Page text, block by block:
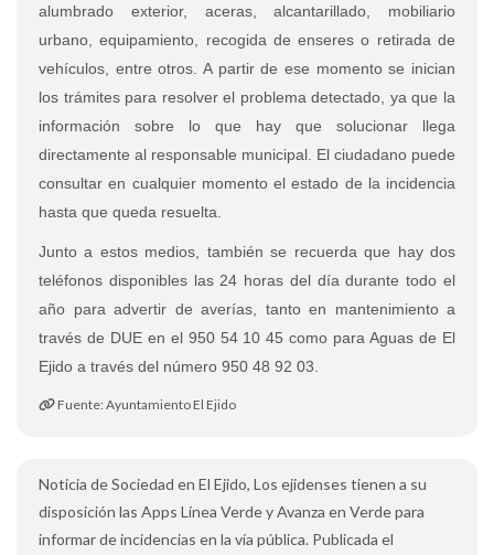
alumbrado exterior, aceras, alcantarillado, mobiliario
urbano, equipamiento, recogida de enseres o retirada de
vehículos, entre otros. A partir de ese momento se inician
los trámites para resolver el problema detectado, ya que la
información sobre lo que hay que solucionar llega
directamente al responsable municipal. El ciudadano puede
consultar en cualquier momento el estado de la incidencia
hasta que queda resuelta.
Junto a estos medios, también se recuerda que hay dos
teléfonos disponibles las 24 horas del día durante todo el
año para advertir de averías, tanto en mantenimiento a
través de DUE en el 950 54 10 45 como para Aguas de El
Ejido a través del número 950 48 92 03.
Fuente: Ayuntamiento El Ejido
Noticia de Sociedad en El Ejido, Los ejidenses tienen a su
disposición las Apps Línea Verde y Avanza en Verde para
informar de incidencias en la vía pública. Publicada el